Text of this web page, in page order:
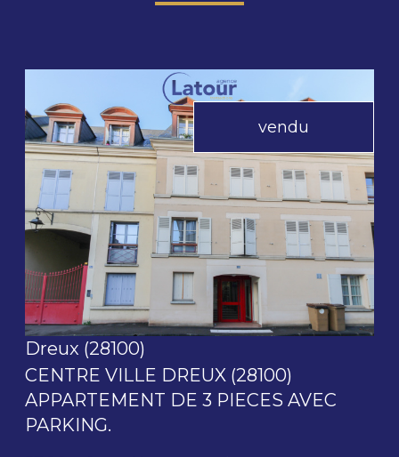
vendu
voir le bien
Dreux (28100)
CENTRE VILLE DREUX (28100)
APPARTEMENT DE 3 PIECES AVEC
PARKING.